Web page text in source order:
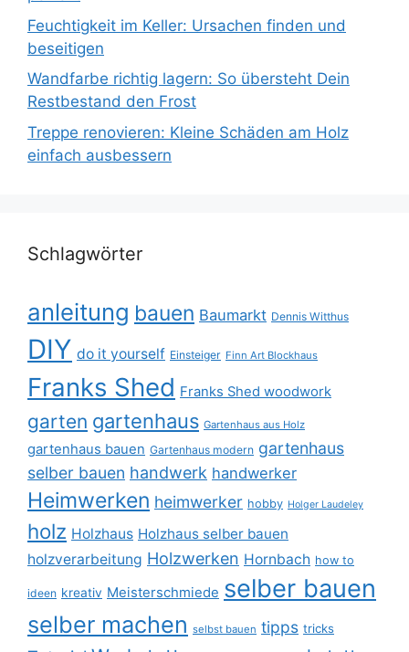
Feuchtigkeit im Keller: Ursachen finden und
beseitigen
Wandfarbe richtig lagern: So übersteht Dein
Restbestand den Frost
Treppe renovieren: Kleine Schäden am Holz
einfach ausbessern
Schlagwörter
anleitung bauen Baumarkt Dennis Witthus
DIY do it yourself Einsteiger Finn Art Blockhaus
Franks Shed Franks Shed woodwork
garten gartenhaus Gartenhaus aus Holz
gartenhaus bauen Gartenhaus modern gartenhaus
selber bauen handwerk handwerker
Heimwerken heimwerker hobby Holger Laudeley
holz Holzhaus Holzhaus selber bauen
holzverarbeitung Holzwerken Hornbach how to
ideen kreativ Meisterschmiede selber bauen
selber machen selbst bauen tipps tricks